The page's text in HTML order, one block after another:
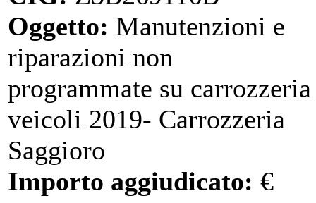
Oggetto: Manutenzioni e
riparazioni non
programmate su carrozzeria
veicoli 2019- Carrozzeria
Saggioro
Importo aggiudicato: €